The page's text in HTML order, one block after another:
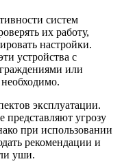
систем
их работу,
настройки.
устройства с
или
эксплуатации.
представляют угрозу
при использовании
рекомендации и
уши.